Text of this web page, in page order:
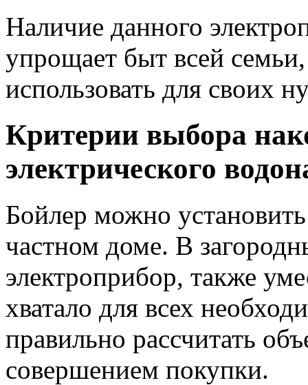
Наличие данного
упрощает быт всей
использовать для своих
Критерии выбора
электрического
Бойлер можно
частном доме. В
электроприбор, также
хватало для всех
правильно рассчитать
совершением покупки.